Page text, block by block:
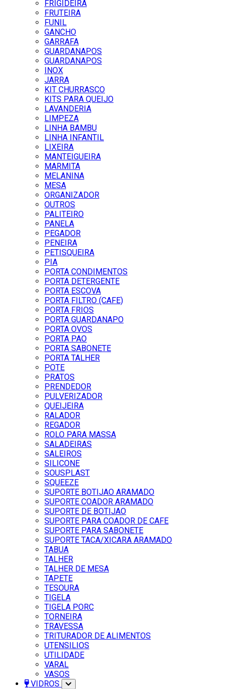
FRIGIDEIRA
FRUTEIRA
FUNIL
GANCHO
GARRAFA
GUARDANAPOS
GUARDANAPOS
INOX
JARRA
KIT CHURRASCO
KITS PARA QUEIJO
LAVANDERIA
LIMPEZA
LINHA BAMBU
LINHA INFANTIL
LIXEIRA
MANTEIGUEIRA
MARMITA
MELANINA
MESA
ORGANIZADOR
OUTROS
PALITEIRO
PANELA
PEGADOR
PENEIRA
PETISQUEIRA
PIA
PORTA CONDIMENTOS
PORTA DETERGENTE
PORTA ESCOVA
PORTA FILTRO (CAFE)
PORTA FRIOS
PORTA GUARDANAPO
PORTA OVOS
PORTA PAO
PORTA SABONETE
PORTA TALHER
POTE
PRATOS
PRENDEDOR
PULVERIZADOR
QUEIJEIRA
RALADOR
REGADOR
ROLO PARA MASSA
SALADEIRAS
SALEIROS
SILICONE
SOUSPLAST
SQUEEZE
SUPORTE BOTIJAO ARAMADO
SUPORTE COADOR ARAMADO
SUPORTE DE BOTIJAO
SUPORTE PARA COADOR DE CAFE
SUPORTE PARA SABONETE
SUPORTE TACA/XICARA ARAMADO
TABUA
TALHER
TALHER DE MESA
TAPETE
TESOURA
TIGELA
TIGELA PORC
TORNEIRA
TRAVESSA
TRITURADOR DE ALIMENTOS
UTENSILIOS
UTILIDADE
VARAL
VASOS
VIDROS